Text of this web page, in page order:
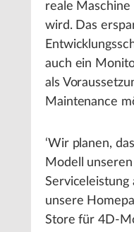
reale Maschine
wird. Das
auch ein
als
Maintenance
‘Wir planen,
Modell
Serviceleistung
unsere
Store für 4D-